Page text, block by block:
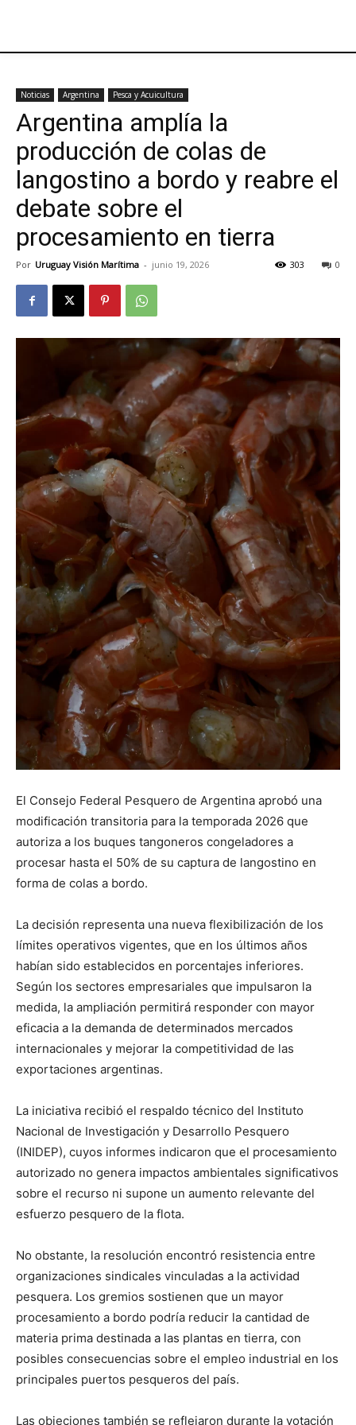
Noticias Argentina Pesca y Acuicultura
Argentina amplía la
producción de colas de
langostino a bordo y reabre el
debate sobre el
procesamiento en tierra
Por Uruguay Visión Marítima - junio 19, 2026 0
303
El Consejo Federal Pesquero de Argentina aprobó una
modificación transitoria para la temporada 2026 que
autoriza a los buques tangoneros congeladores a
procesar hasta el 50% de su captura de langostino en
forma de colas a bordo.
La decisión representa una nueva flexibilización de los
límites operativos vigentes, que en los últimos años
habían sido establecidos en porcentajes inferiores.
Según los sectores empresariales que impulsaron la
medida, la ampliación permitirá responder con mayor
eficacia a la demanda de determinados mercados
internacionales y mejorar la competitividad de las
exportaciones argentinas.
La iniciativa recibió el respaldo técnico del Instituto
Nacional de Investigación y Desarrollo Pesquero
(INIDEP), cuyos informes indicaron que el procesamiento
autorizado no genera impactos ambientales significativos
sobre el recurso ni supone un aumento relevante del
esfuerzo pesquero de la flota.
No obstante, la resolución encontró resistencia entre
organizaciones sindicales vinculadas a la actividad
pesquera. Los gremios sostienen que un mayor
procesamiento a bordo podría reducir la cantidad de
materia prima destinada a las plantas en tierra, con
posibles consecuencias sobre el empleo industrial en los
principales puertos pesqueros del país.
Las objeciones también se reflejaron durante la votación